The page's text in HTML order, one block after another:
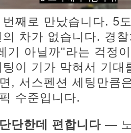
째로 만났습니다. 5
차가 없습니다. 경
기 아닐까"라는 걱정
이 기가 막혀서 기대
, 서스펜션 세팅만큼
수준입니다.
단한데 편합니다 —